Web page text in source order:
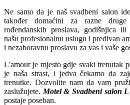
Ne samo da je naš svadbeni salon
također domaćini za razne druge
rođendanskih proslava, godišnjica
našu profesionalnu uslugu i predivan
i nezaboravnu proslavu za vas i vaše
L'amour je mjesto gdje svaki trenutak
je naša strast, i jedva čekamo da
trenutke. Dozvolite nam da vam
zaslužujete. Motel & Svadbeni salon
postaje poseban.